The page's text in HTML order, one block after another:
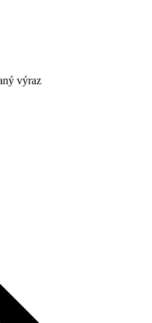
výraz